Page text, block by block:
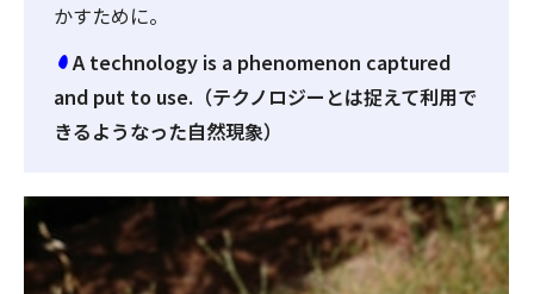
かすために。
A technology is a phenomenon captured
and put to use.（テクノロジーとは捉えて利用で
きるようなった自然現象）